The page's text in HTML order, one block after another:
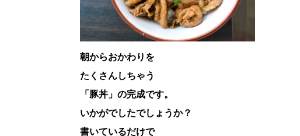
朝からおかわりを
たくさんしちゃう
「豚丼」の完成です。
いかがでしたでしょうか？
書いているだけで